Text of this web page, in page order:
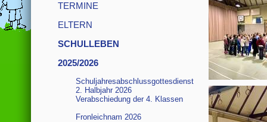
TERMINE
ELTERN
SCHULLEBEN
2025/2026
Schuljahresabschlussgottesdienst
2. Halbjahr 2026
Verabschiedung der 4. Klassen
Fronleichnam 2026